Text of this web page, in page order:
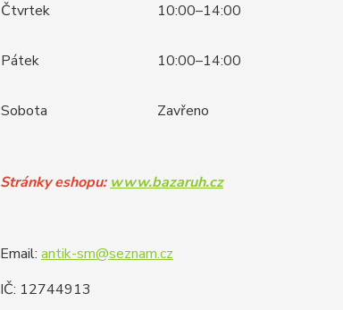
Čtvrtek 10:00–14:00
Pátek 10:00–14:00
Sobota Zavřeno
Stránky eshopu: www.bazaruh.cz
Email: antik-sm@seznam.cz
IČ: 12744913